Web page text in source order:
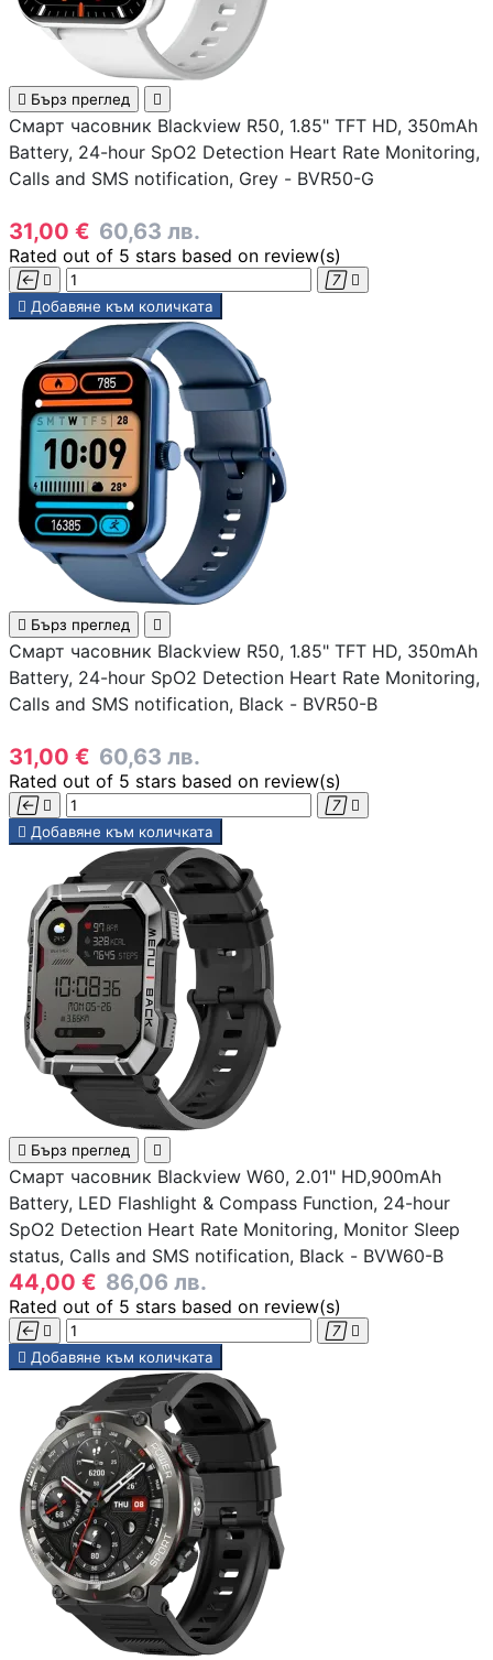
Твърди дискове
Компютърни
Вентилатори
Аксесоари за
карти
Вентилатори за
компютър
Термопасти
LED ленти за
 Бърз преглед 
Смарт часовник Blackview R50, 1.85" TFT HD, 350mAh
Battery, 24-hour SpO2 Detection Heart Rate Monitoring,
Calls and SMS notification, Grey - BVR50-G
31,00 € 60,63 лв.
Rated out of 5 stars based on review(s)
   
 Добавяне към количката
 Бърз преглед 
Смарт часовник Blackview R50, 1.85" TFT HD, 350mAh
Battery, 24-hour SpO2 Detection Heart Rate Monitoring,
Calls and SMS notification, Black - BVR50-B
31,00 € 60,63 лв.
Rated out of 5 stars based on review(s)
   
 Добавяне към количката
 Бърз преглед 
Смарт часовник Blackview W60, 2.01" HD,900mAh
Battery, LED Flashlight & Compass Function, 24-hour
SpO2 Detection Heart Rate Monitoring, Monitor Sleep
status, Calls and SMS notification, Black - BVW60-B
44,00 € 86,06 лв.
Rated out of 5 stars based on review(s)
   
 Добавяне към количката